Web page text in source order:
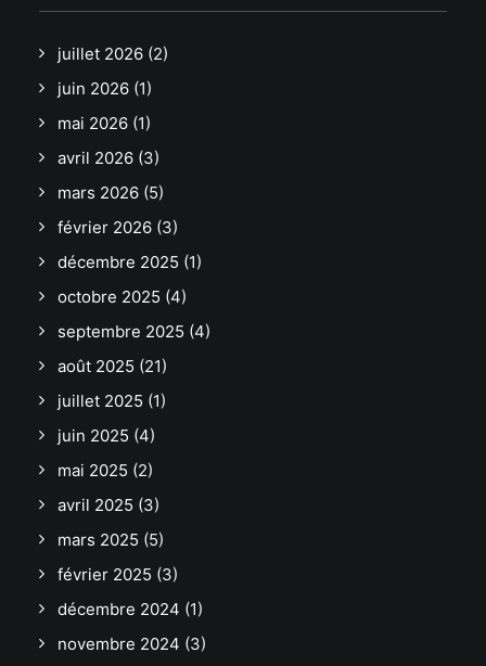
juillet 2026 (2)
juin 2026 (1)
mai 2026 (1)
avril 2026 (3)
mars 2026 (5)
février 2026 (3)
décembre 2025 (1)
octobre 2025 (4)
septembre 2025 (4)
août 2025 (21)
juillet 2025 (1)
juin 2025 (4)
mai 2025 (2)
avril 2025 (3)
mars 2025 (5)
février 2025 (3)
décembre 2024 (1)
novembre 2024 (3)